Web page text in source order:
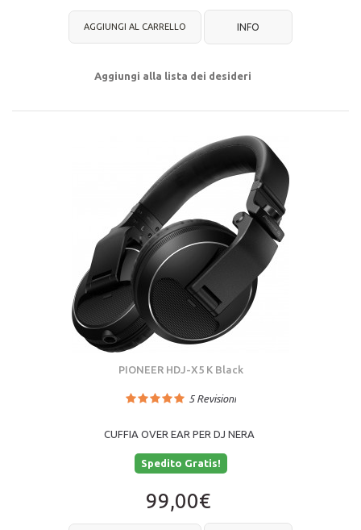
AGGIUNGI AL CARRELLO INFO
Aggiungi alla lista dei desideri
PIONEER HDJ-X5 K Black
5Revisioni
CUFFIA OVER EAR PER DJ NERA
Spedito Gratis!
99,00€